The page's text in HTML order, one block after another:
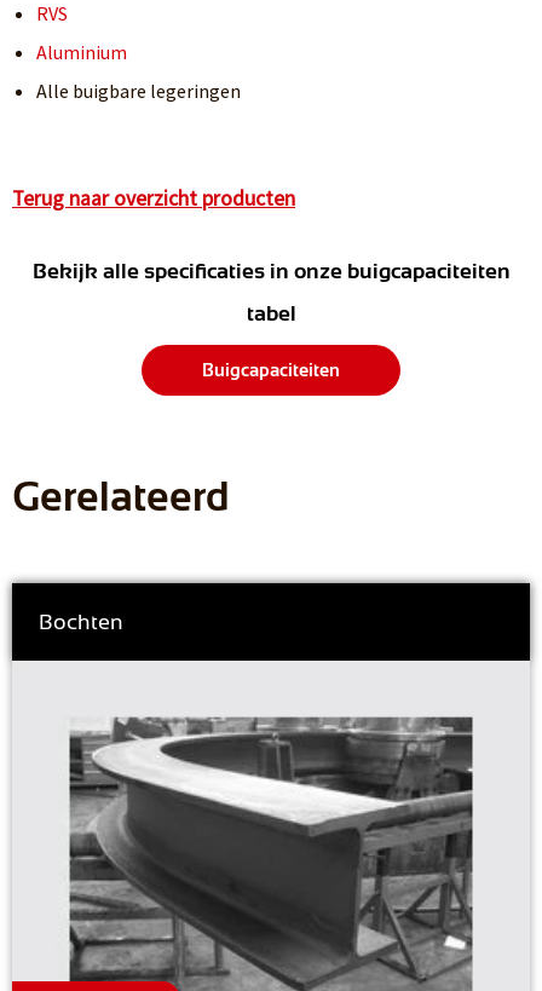
RVS
Aluminium
Alle buigbare legeringen
Terug naar overzicht producten
Bekijk alle specificaties in onze buigcapaciteiten
tabel
Buigcapaciteiten
Gerelateerd
Bochten